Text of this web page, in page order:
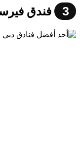
3 فندق